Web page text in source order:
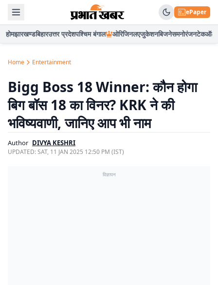
ePaper
होमझारखण्डबिहारउत्तर प्रदेशपश्चिम बंगाल ओरिजिनलएजुकेशनबिजनेसमनोरंजनटेकऑटो
Home Entertainment
Bigg Boss 18 Winner: कौन होगा
बिग बॉस 18 का विनर? KRK ने की
भविष्यवाणी, जानिए आप भी नाम
Author DIVYA KESHRI
UPDATED:SAT, 11 JAN 2025 12:50 PM (IST)
विज्ञापन